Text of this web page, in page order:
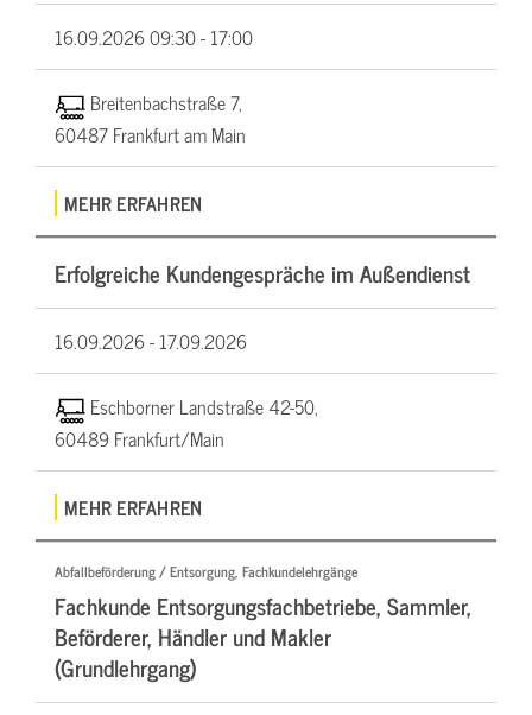
16.09.202609:30 - 17:00
Breitenbachstraße 7,
60487 Frankfurt am Main
MEHR ERFAHREN
Erfolgreiche Kundengespräche im Außendienst
16.09.2026 -17.09.2026
Eschborner Landstraße 42-50,
60489 Frankfurt/Main
MEHR ERFAHREN
Abfallbeförderung / Entsorgung, Fachkundelehrgänge
Fachkunde Entsorgungsfachbetriebe, Sammler,
Beförderer, Händler und Makler
(Grundlehrgang)